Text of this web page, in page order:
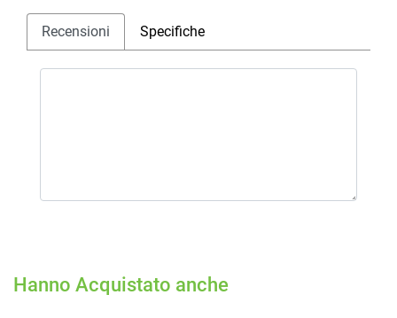
Recensioni Specifiche
Hanno Acquistato anche